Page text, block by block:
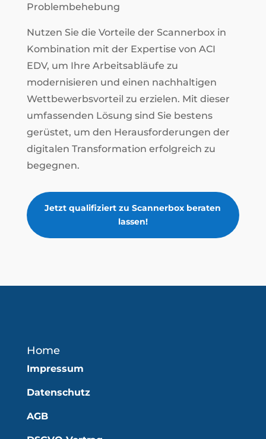
Problembehebung
Nutzen Sie die Vorteile der Scannerbox in
Kombination mit der Expertise von ACI
EDV, um Ihre Arbeitsabläufe zu
modernisieren und einen nachhaltigen
Wettbewerbsvorteil zu erzielen. Mit dieser
umfassenden Lösung sind Sie bestens
gerüstet, um den Herausforderungen der
digitalen Transformation erfolgreich zu
begegnen.
Jetzt qualifiziert zu Scannerbox beraten
lassen!
Home
Impressum
Datenschutz
AGB